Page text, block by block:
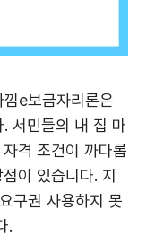
e보금자리론은
서민들의 내 집 마
격 조건이 까다롭
이 있습니다. 지
구권 사용하지 못
.